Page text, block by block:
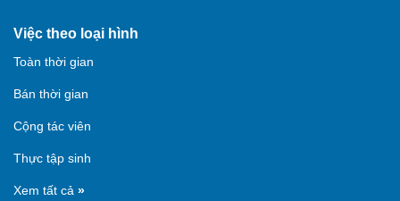
Việc theo loại hình
Toàn thời gian
Bán thời gian
Cộng tác viên
Thực tập sinh
Xem tất cả »